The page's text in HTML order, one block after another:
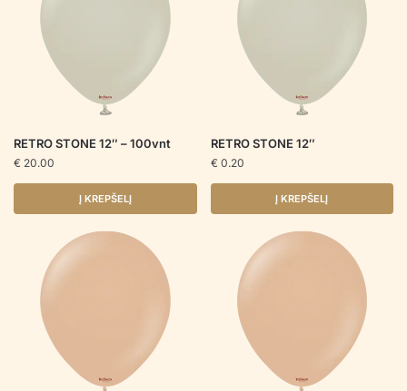
RETRO STONE 12″ – 100vnt
€ 20.00
Į KREPŠELĮ
RETRO STONE 12″
€ 0.20
Į KREPŠELĮ